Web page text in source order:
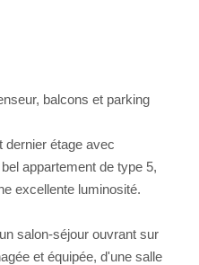
balcons et parking
dernier étage avec
appartement de type 5,
excellente luminosité.
salon-séjour ouvrant sur
et équipée, d'une salle